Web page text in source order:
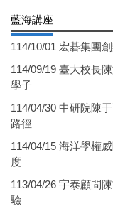
藍海講座
114/10/01 宏碁集團
114/09/19 臺大校長
學子
114/04/30 中研院陳
路徑
114/04/15 海洋學權
度
113/04/26 宇泰顧問
驗